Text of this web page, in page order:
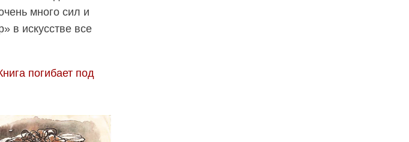
много сил и
в искусстве все
погибает под